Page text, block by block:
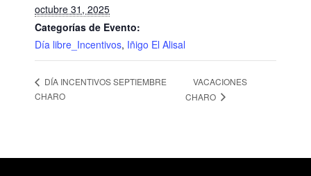
octubre 31, 2025
Categorías de Evento:
Día libre_Incentivos, Iñigo El Alisal
DÍA INCENTIVOS SEPTIEMBRE
CHARO
VACACIONES
CHARO